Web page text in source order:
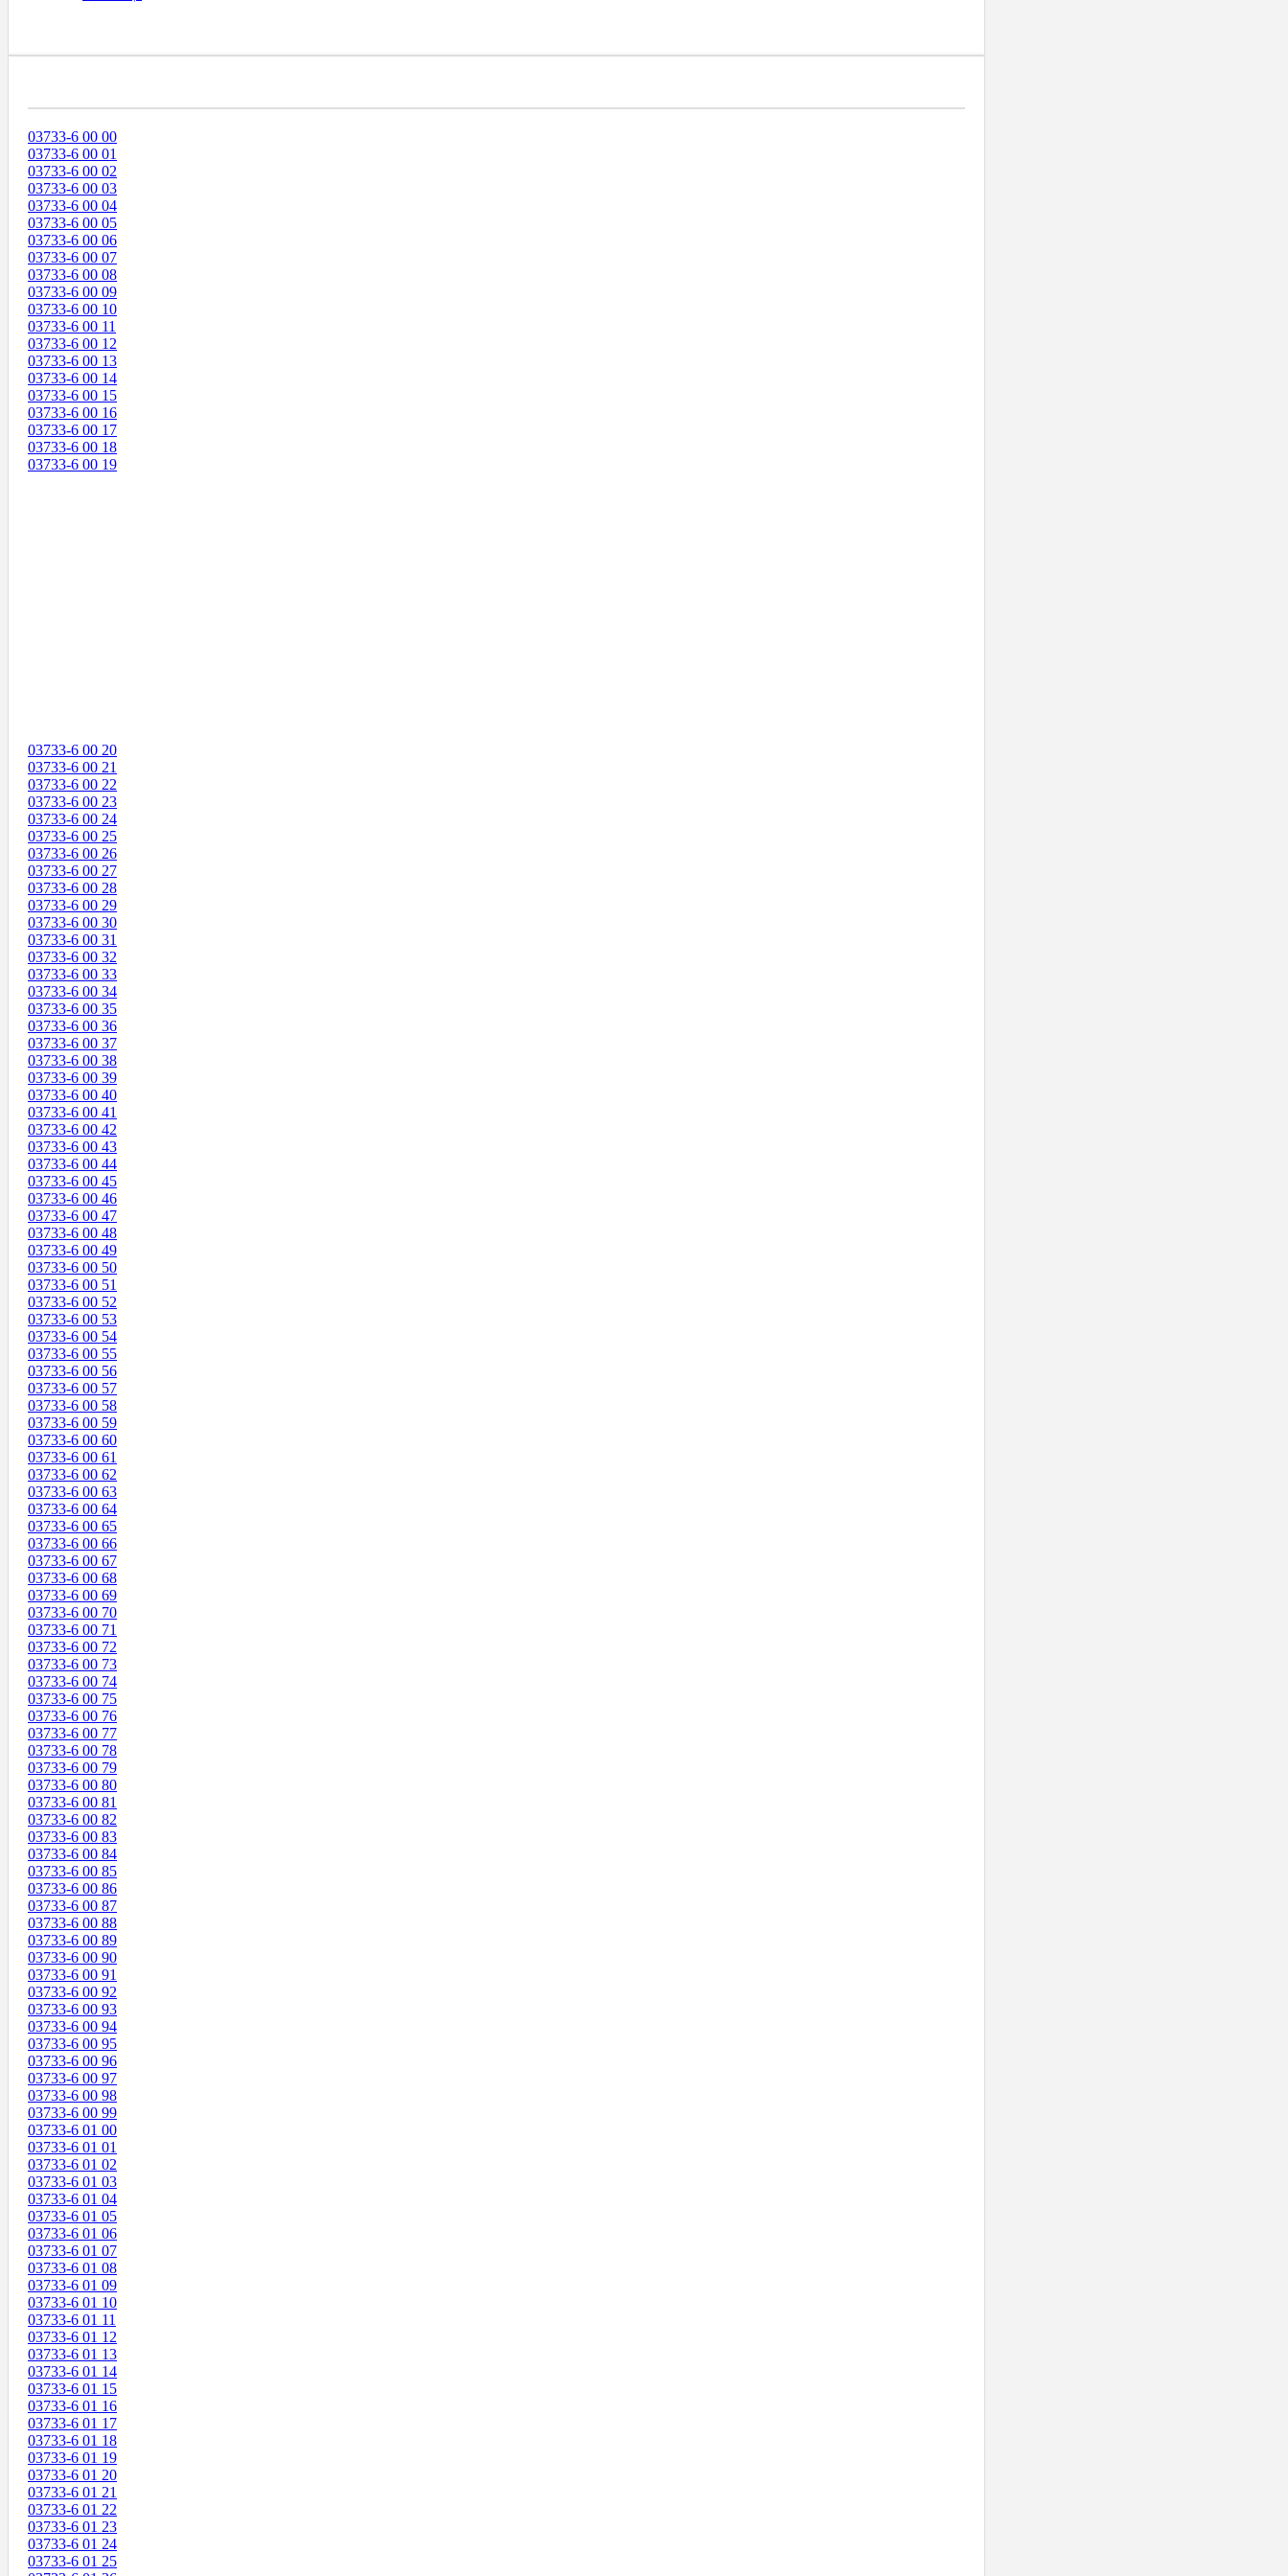
03733-6 00 00
03733-6 00 01
03733-6 00 02
03733-6 00 03
03733-6 00 04
03733-6 00 05
03733-6 00 06
03733-6 00 07
03733-6 00 08
03733-6 00 09
03733-6 00 10
03733-6 00 11
03733-6 00 12
03733-6 00 13
03733-6 00 14
03733-6 00 15
03733-6 00 16
03733-6 00 17
03733-6 00 18
03733-6 00 19
03733-6 00 20
03733-6 00 21
03733-6 00 22
03733-6 00 23
03733-6 00 24
03733-6 00 25
03733-6 00 26
03733-6 00 27
03733-6 00 28
03733-6 00 29
03733-6 00 30
03733-6 00 31
03733-6 00 32
03733-6 00 33
03733-6 00 34
03733-6 00 35
03733-6 00 36
03733-6 00 37
03733-6 00 38
03733-6 00 39
03733-6 00 40
03733-6 00 41
03733-6 00 42
03733-6 00 43
03733-6 00 44
03733-6 00 45
03733-6 00 46
03733-6 00 47
03733-6 00 48
03733-6 00 49
03733-6 00 50
03733-6 00 51
03733-6 00 52
03733-6 00 53
03733-6 00 54
03733-6 00 55
03733-6 00 56
03733-6 00 57
03733-6 00 58
03733-6 00 59
03733-6 00 60
03733-6 00 61
03733-6 00 62
03733-6 00 63
03733-6 00 64
03733-6 00 65
03733-6 00 66
03733-6 00 67
03733-6 00 68
03733-6 00 69
03733-6 00 70
03733-6 00 71
03733-6 00 72
03733-6 00 73
03733-6 00 74
03733-6 00 75
03733-6 00 76
03733-6 00 77
03733-6 00 78
03733-6 00 79
03733-6 00 80
03733-6 00 81
03733-6 00 82
03733-6 00 83
03733-6 00 84
03733-6 00 85
03733-6 00 86
03733-6 00 87
03733-6 00 88
03733-6 00 89
03733-6 00 90
03733-6 00 91
03733-6 00 92
03733-6 00 93
03733-6 00 94
03733-6 00 95
03733-6 00 96
03733-6 00 97
03733-6 00 98
03733-6 00 99
03733-6 01 00
03733-6 01 01
03733-6 01 02
03733-6 01 03
03733-6 01 04
03733-6 01 05
03733-6 01 06
03733-6 01 07
03733-6 01 08
03733-6 01 09
03733-6 01 10
03733-6 01 11
03733-6 01 12
03733-6 01 13
03733-6 01 14
03733-6 01 15
03733-6 01 16
03733-6 01 17
03733-6 01 18
03733-6 01 19
03733-6 01 20
03733-6 01 21
03733-6 01 22
03733-6 01 23
03733-6 01 24
03733-6 01 25